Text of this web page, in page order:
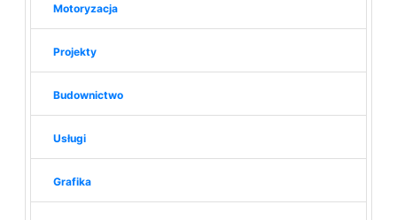
Motoryzacja
Projekty
Budownictwo
Usługi
Grafika